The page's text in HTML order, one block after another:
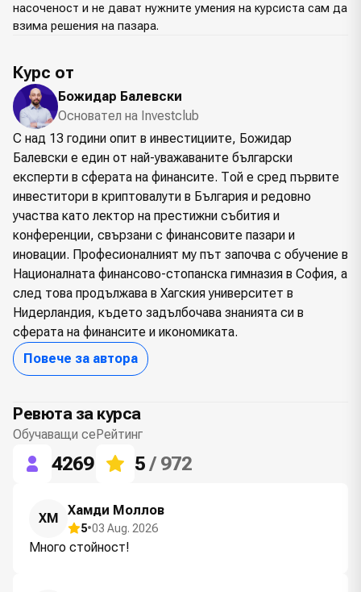
насоченост и не дават нужните умения на курсиста сам да
взима решения на пазара.
Курс от
Божидар Балевски
Основател на Investclub
С над 13 години опит в инвестициите, Божидар
Балевски е един от най-уважаваните български
експерти в сферата на финансите. Той е сред първите
инвеститори в криптовалути в България и редовно
участва като лектор на престижни събития и
конференции, свързани с финансовите пазари и
иновации. Професионалният му път започва с обучение в
Националната финансово-стопанска гимназия в София, а
след това продължава в Хагския университет в
Нидерландия, където задълбочава знанията си в
сферата на финансите и икономиката.
Повече за автора
Ревюта за курса
Обучаващи се
4269
Рейтинг
5/ 972
ХМ
Хамди Моллов
5•03 Aug. 2026
Много стойност!